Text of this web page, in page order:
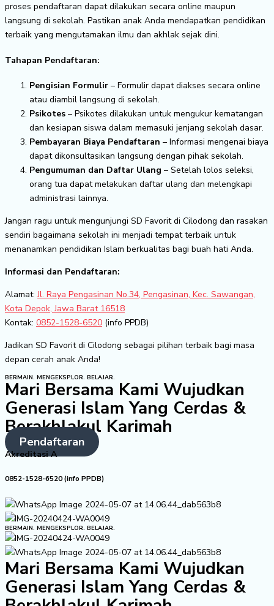
proses pendaftaran dapat dilakukan secara online maupun
langsung di sekolah. Pastikan anak Anda mendapatkan pendidikan
terbaik yang mengutamakan ilmu dan akhlak sejak dini.
Tahapan Pendaftaran:
Pengisian Formulir – Formulir dapat diakses secara online
atau diambil langsung di sekolah.
Psikotes – Psikotes dilakukan untuk mengukur kematangan
dan kesiapan siswa dalam memasuki jenjang sekolah dasar.
Pembayaran Biaya Pendaftaran – Informasi mengenai biaya
dapat dikonsultasikan langsung dengan pihak sekolah.
Pengumuman dan Daftar Ulang – Setelah lolos seleksi,
orang tua dapat melakukan daftar ulang dan melengkapi
administrasi lainnya.
Jangan ragu untuk mengunjungi SD Favorit di Cilodong dan rasakan
sendiri bagaimana sekolah ini menjadi tempat terbaik untuk
menanamkan pendidikan Islam berkualitas bagi buah hati Anda.
Informasi dan Pendaftaran:
Alamat:Jl. Raya Pengasinan No.34, Pengasinan, Kec. Sawangan,
Kota Depok, Jawa Barat 16518
Kontak: 0852-1528-6520 (info PPDB)
Jadikan SD Favorit di Cilodong sebagai pilihan terbaik bagi masa
depan cerah anak Anda!
BERMAIN. MENGEKSPLOR. BELAJAR.
Mari Bersama Kami Wujudkan
Generasi Islam Yang Cerdas &
Berakhlakul Karimah
Pendaftaran
Akreditasi A
0852-1528-6520 (info PPDB)
BERMAIN. MENGEKSPLOR. BELAJAR.
Mari Bersama Kami Wujudkan
Generasi Islam Yang Cerdas &